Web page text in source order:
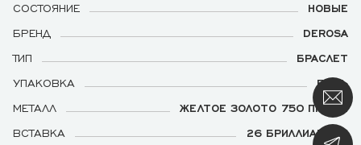
СОСТОЯНИЕ
НОВЫЕ
БРЕНД
DEROSA
ТИП
БРАСЛЕТ
УПАКОВКА
ЕСТЬ
МЕТАЛЛ
ЖЕЛТОЕ ЗОЛОТО 750 ПРОБЫ
ВСТАВКА
26 БРИЛЛИАНТОВ